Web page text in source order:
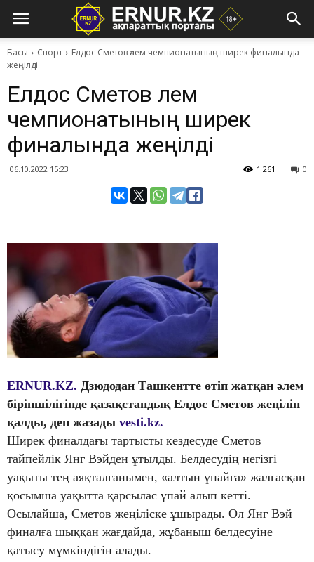
Басы Спорт
Елдос Сметов әлем чемпионатының ширек финалында
жеңілді
Елдос Сметов әлем
чемпионатының ширек
финалында жеңілді
06.10.2022 15:23 0
1 261
ERNUR.KZ. Дзюдодан Ташкентте өтіп жатқан әлем
біріншілігінде қазақстандық Елдос Сметов жеңіліп
қалды, деп жазады vesti.kz.
Ширек финалдағы тартысты кездесуде Сметов
тайпейлік Янг Вэйден ұтылды. Белдесудің негізгі
уақыты тең аяқталғанымен, «алтын ұпайға» жалғасқан
қосымша уақытта қарсылас ұпай алып кетті.
Осылайша, Сметов жеңіліске ұшырады. Ол Янг Вэй
финалға шыққан жағдайда, жұбаныш белдесуіне
қатысу мүмкіндігін алады.